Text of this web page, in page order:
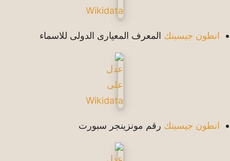
انطون جيسينك المعرف المعيارى الدولى للاسماء
انطون جيسينك رقم مونزينجر سبورت